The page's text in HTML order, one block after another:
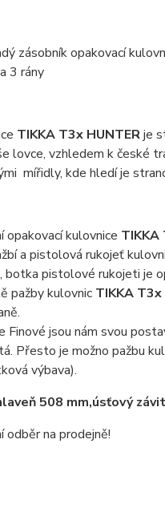
zásobník opakovací
3 rány
TIKKA T3x HUNTERje
lovce, vzhledem k české
mířidly, kde hledí je
opakovací kulovnice TIKKA
a pistolová rukojeť
botka pistolové rukojeti je
pažby kulovnic TIKKA T3x
Finové jsou nám svou
Přesto je možno pažbu
výbava).
508 mm,úsťový
odběr na prodejně!